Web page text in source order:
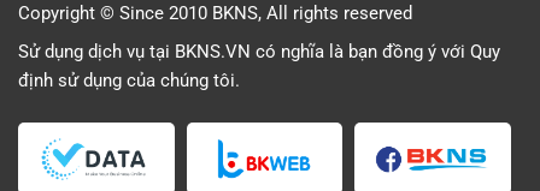
Copyright © Since 2010 BKNS, All rights reserved
Sử dụng dịch vụ tại BKNS.VN có nghĩa là bạn đồng ý với Quy
định sử dụng của chúng tôi.